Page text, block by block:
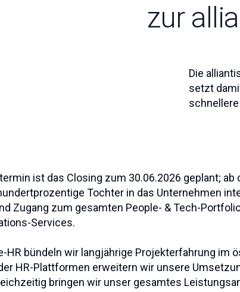
zur
Die
setzt
ist das Closing zum 30.06.2026 geplant;
Tochter in das Unternehmen
Zugang zum gesamten People‑ &
HR bündeln wir langjährige Projekterfahrung
HR‑Plattformen erweitern wir unsere
bringen wir unser gesamtes